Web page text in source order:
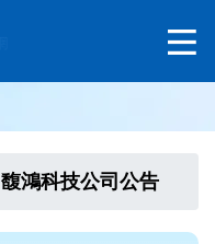
馥鴻科技公司公告